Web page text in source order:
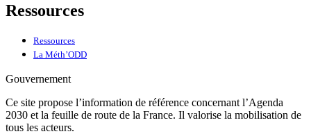
Ressources
Ressources
La Méth’ODD
Gouvernement
Ce site propose l’information de référence concernant l’Agenda
2030 et la feuille de route de la France. Il valorise la mobilisation de
tous les acteurs.